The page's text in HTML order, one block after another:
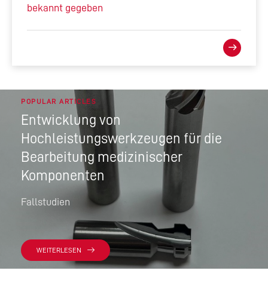
bekannt gegeben
POPULAR ARTICLES
Entwicklung von
Hochleistungswerkzeugen für die
Bearbeitung medizinischer
Komponenten
Fallstudien
WEITERLESEN